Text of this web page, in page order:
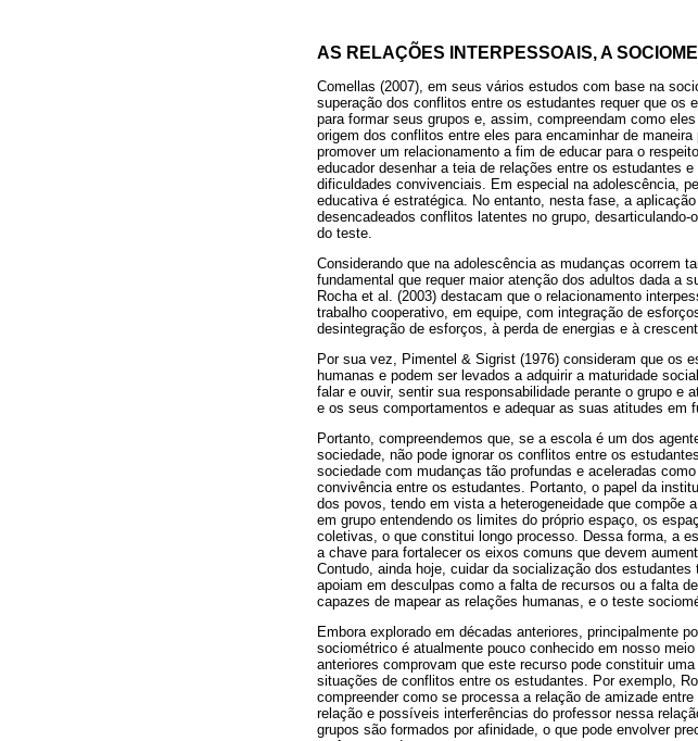
AS RELAÇÕES INTERPESSOAIS, A
Comellas (2007), em seus vários estudos com base na
superação dos conflitos entre os estudantes requer que os
para formar seus grupos e, assim, compreendam como
origem dos conflitos entre eles para encaminhar de
promover um relacionamento a fim de educar para o
educador desenhar a teia de relações entre os estudantes
dificuldades convivenciais. Em especial na adolescência,
educativa é estratégica. No entanto, nesta fase, a
desencadeados conflitos latentes no grupo,
do teste.
Considerando que na adolescência as mudanças ocorrem
fundamental que requer maior atenção dos adultos dada a
Rocha et al. (2003) destacam que o relacionamento
trabalho cooperativo, em equipe, com integração de
desintegração de esforços, à perda de energias e à
Por sua vez, Pimentel & Sigrist (1976) consideram que os
humanas e podem ser levados a adquirir a maturidade
falar e ouvir, sentir sua responsabilidade perante o grupo e
e os seus comportamentos e adequar as suas atitudes em
Portanto, compreendemos que, se a escola é um dos
sociedade, não pode ignorar os conflitos entre os
sociedade com mudanças tão profundas e aceleradas
convivência entre os estudantes. Portanto, o papel da
dos povos, tendo em vista a heterogeneidade que compõe
em grupo entendendo os limites do próprio espaço, os
coletivas, o que constitui longo processo. Dessa forma, a
a chave para fortalecer os eixos comuns que devem
Contudo, ainda hoje, cuidar da socialização dos
apoiam em desculpas como a falta de recursos ou a falta
capazes de mapear as relações humanas, e o teste
Embora explorado em décadas anteriores, principalmente
sociométrico é atualmente pouco conhecido em nosso
anteriores comprovam que este recurso pode constituir
situações de conflitos entre os estudantes. Por exemplo,
compreender como se processa a relação de amizade
relação e possíveis interferências do professor nessa
grupos são formados por afinidade, o que pode envolver